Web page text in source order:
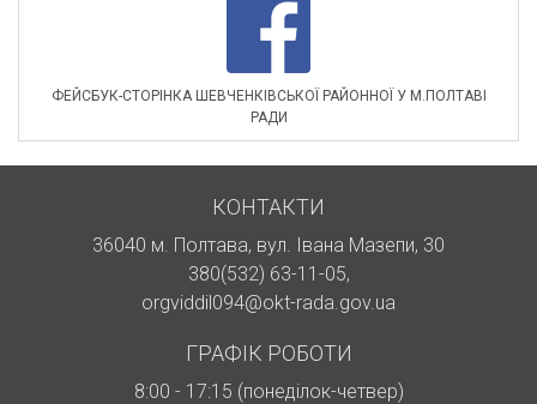
ФЕЙСБУК-СТОРІНКА ШЕВЧЕНКІВСЬКОЇ РАЙОННОЇ У М.ПОЛТАВІ
РАДИ
КОНТАКТИ
36040 м. Полтава, вул. Івана Мазепи, 30
380(532) 63-11-05,
orgviddil094@okt-rada.gov.ua
ГРАФІК РОБОТИ
8:00 - 17:15 (понеділок-четвер)